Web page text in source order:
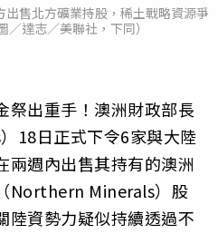
售北方礦業持股，稀土戰略資源爭
達志／美聯社，下同）
祭出重手！澳洲財政部長
18日正式下令6家與大陸
兩週內出售其持有的澳洲
Northern Minerals）股
陸資勢力疑似持續透過不